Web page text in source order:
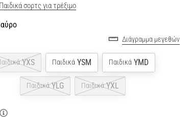
Παιδικά σορτς για τρέξιμο
Διάγραμμα μεγεθών
YXS Παιδικά YSM Παιδικά YMD
Παιδικά YLG Παιδικά YXL